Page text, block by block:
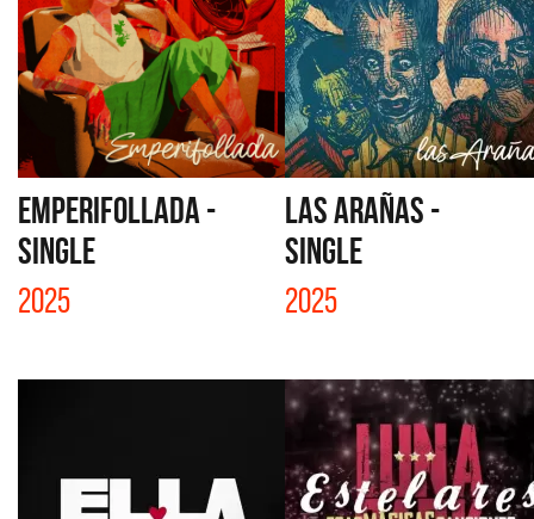
EMPERIFOLLADA -
SINGLE
2025
LAS ARAÑAS -
SINGLE
2025